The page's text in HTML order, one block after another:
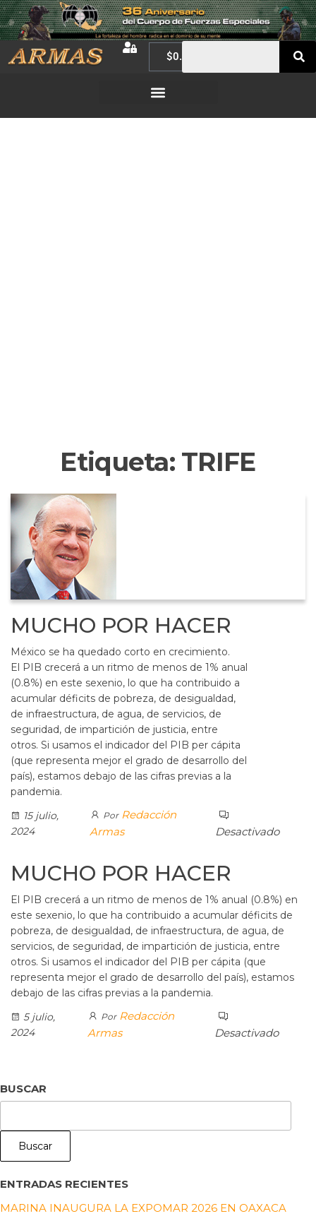
$0.00
Etiqueta: TRIFE
MUCHO POR HACER
México se ha quedado corto en crecimiento.
El PIB crecerá a un ritmo de menos de 1% anual
(0.8%) en este sexenio, lo que ha contribuido a
acumular déficits de pobreza, de desigualdad,
de infraestructura, de agua, de servicios, de
seguridad, de impartición de justicia, entre
otros. Si usamos el indicador del PIB per cápita
(que representa mejor el grado de desarrollo del
país), estamos debajo de las cifras previas a la
pandemia.
15 julio,
2024
Por Redacción
Armas
Desactivado
MUCHO POR HACER
El PIB crecerá a un ritmo de menos de 1% anual (0.8%) en
este sexenio, lo que ha contribuido a acumular déficits de
pobreza, de desigualdad, de infraestructura, de agua, de
servicios, de seguridad, de impartición de justicia, entre
otros. Si usamos el indicador del PIB per cápita (que
representa mejor el grado de desarrollo del país), estamos
debajo de las cifras previas a la pandemia.
5 julio,
2024
Por Redacción
Armas
Desactivado
BUSCAR
Buscar
ENTRADAS RECIENTES
MARINA INAUGURA LA EXPOMAR 2026 EN OAXACA